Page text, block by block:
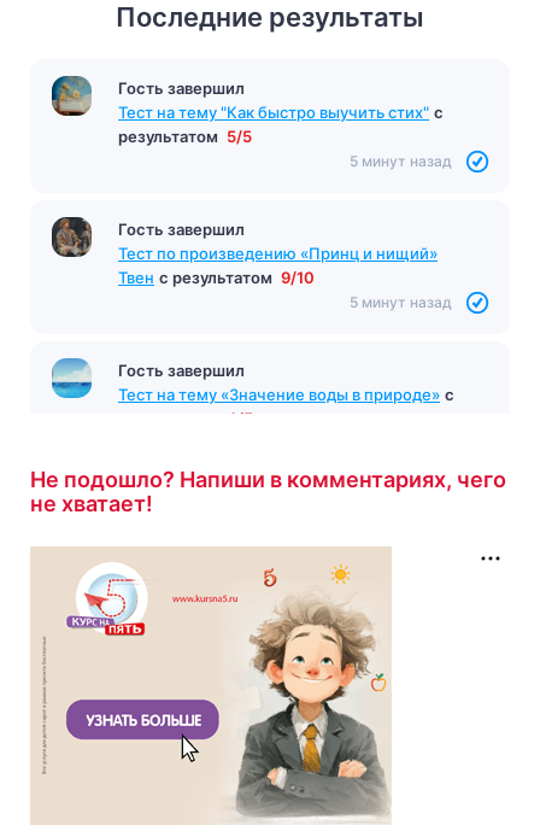
Последние результаты
Гость завершил
Тест на тему "Как быстро выучить стих" с
результатом 5/5
5 минут назад
Гость завершил
Тест по произведению «Принц и нищий»
Твен с результатом 9/10
5 минут назад
Гость завершил
Тест на тему «Значение воды в природе» с
4/5
Не подошло? Напиши в комментариях, чего
не хватает!